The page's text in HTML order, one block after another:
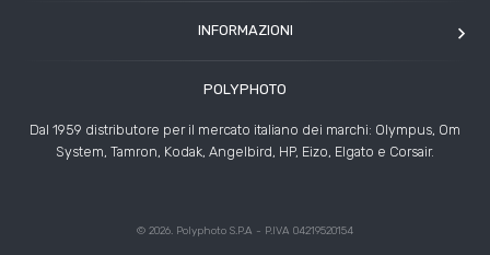
POLYPHOTO
Dal 1959 distributore per il mercato italiano dei marchi: Olympus, Om
System, Tamron, Kodak, Angelbird, HP, Eizo, Elgato e Corsair.
HP
Arcade1Up
Condizioni di vendita
INFORMAZIONI
© 2026. Polyphoto S.P.A - P.IVA 04219520154